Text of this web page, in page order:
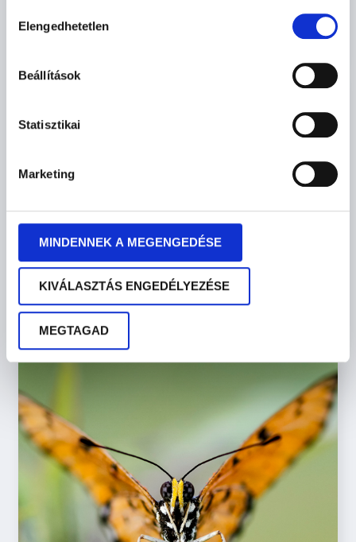
kiválasztása
Elengedhetetlen
Beállítások
Statisztikai
Marketing
MINDENNEK A MEGENGEDÉSE
KIVÁLASZTÁS ENGEDÉLYEZÉSE
MEGTAGAD
Leadership feedback
SHOW MORE
Change management training